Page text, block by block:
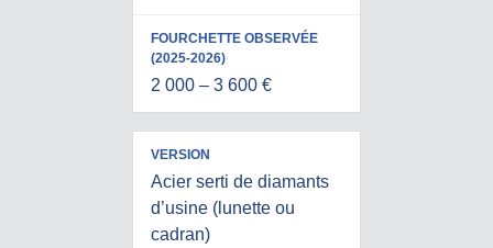
2 000 – 3 600 €
Acier serti de diamants
d’usine (lunette ou
cadran)